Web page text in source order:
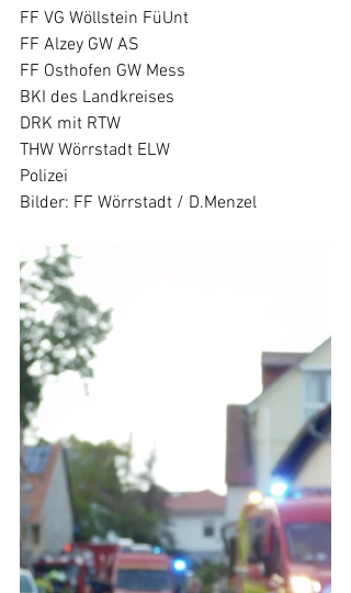
FF VG Wöllstein FüUnt
FF Alzey GW AS
FF Osthofen GW Mess
BKI des Landkreises
DRK mit RTW
THW Wörrstadt ELW
Polizei
Bilder: FF Wörrstadt / D.Menzel